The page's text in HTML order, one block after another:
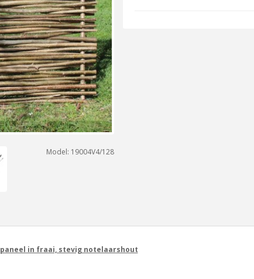
Model: 19004V4/128
paneel in fraai, stevig notelaarshout